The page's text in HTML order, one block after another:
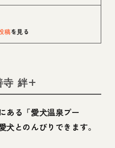
稿を見る
寺 絆+
ある「愛犬温泉プー
とのんびりできます。